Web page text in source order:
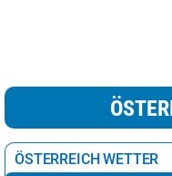
ÖSTERREICH WETTER